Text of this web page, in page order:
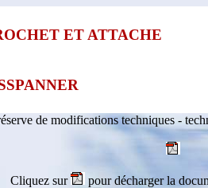
ET ATTACHE
de modifications techniques -
Cliquez sur
pour décharger la